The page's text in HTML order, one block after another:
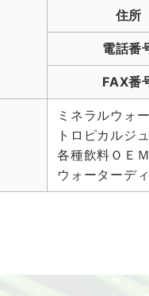
住所
電話番
FAX番
ミネラルウォ
トロピカルジ
各種飲料ＯＥ
ウォーターデ